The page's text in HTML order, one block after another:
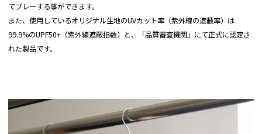
てプレーする事ができます。
また、使用しているオリジナル生地のUVカット率（紫外線の遮蔽率）は
99.9%のUPF50+（紫外線遮蔽指数）と、「品質審査機関」にて正式に認定さ
れた製品です。